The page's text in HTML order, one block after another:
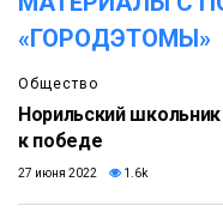
«ГОРОДЭТОМЫ»
Общество
Норильский
к победе
27 июня 2022 1.6k